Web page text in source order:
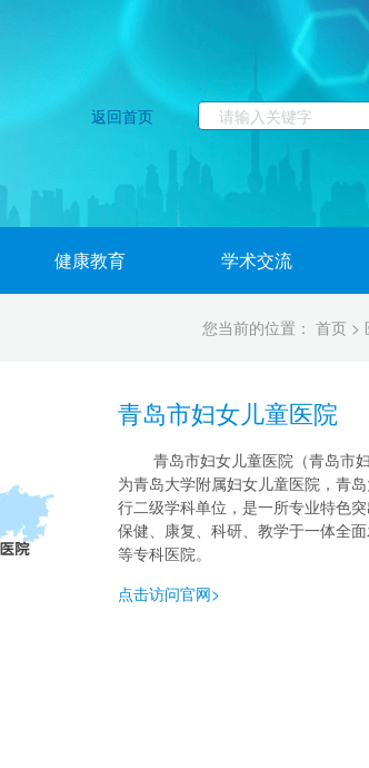
返回首页
健康教育 学术交流
您当前的位置： 首页 >
青岛市妇女儿童医院
青岛市妇女儿童医院（青岛市
为青岛大学附属妇女儿童医院，青
行二级学科单位，是一所专业特色突
保健、康复、科研、教学于一体全
等专科医院。
点击访问官网>